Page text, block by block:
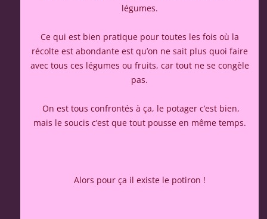
légumes.
Ce qui est bien pratique pour toutes les fois où la
récolte est abondante est qu’on ne sait plus quoi faire
avec tous ces légumes ou fruits, car tout ne se congèle
pas.
On est tous confrontés à ça, le potager c’est bien,
mais le soucis c’est que tout pousse en même temps.
Alors pour ça il existe le potiron !